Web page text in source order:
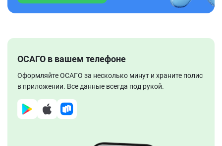
ОСАГО в вашем телефоне
Оформляйте ОСАГО за несколько минут и храните полис
в приложении. Все данные всегда под рукой.